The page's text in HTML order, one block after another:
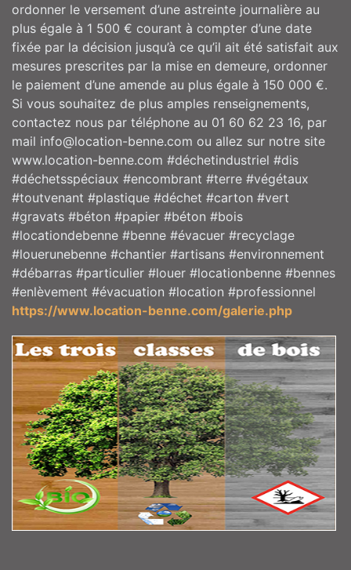
ordonner le versement d’une astreinte journalière au
plus égale à 1 500 € courant à compter d’une date
fixée par la décision jusqu’à ce qu’il ait été satisfait aux
mesures prescrites par la mise en demeure, ordonner
le paiement d’une amende au plus égale à 150 000 €.
Si vous souhaitez de plus amples renseignements,
contactez nous par téléphone au 01 60 62 23 16, par
mail info@location-benne.com ou allez sur notre site
www.location-benne.com #déchetindustriel #dis
#déchetsspéciaux #encombrant #terre #végétaux
#toutvenant #plastique #déchet #carton #vert
#gravats #béton #papier #béton #bois
#locationdebenne #benne #évacuer #recyclage
#louerunebenne #chantier #artisans #environnement
#débarras #particulier #louer #locationbenne #bennes
#enlèvement #évacuation #location #professionnel
https://www.location-benne.com/galerie.php